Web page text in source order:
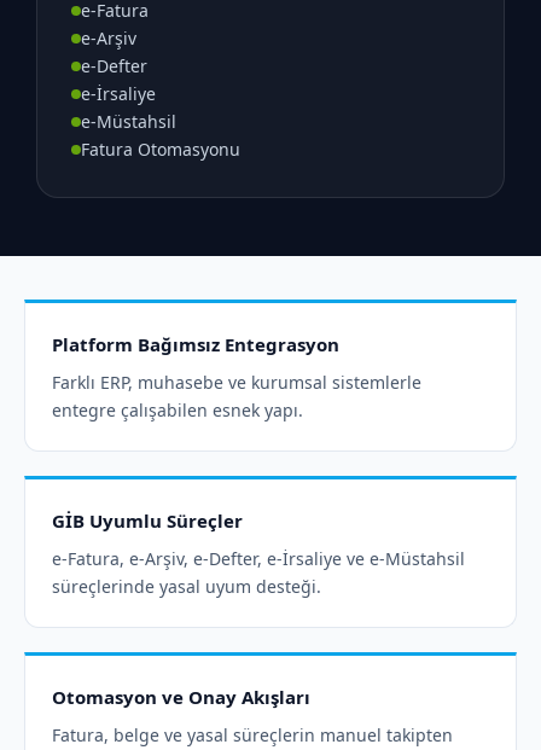
e-Fatura
e-Arşiv
e-Defter
e-İrsaliye
e-Müstahsil
Fatura Otomasyonu
Platform Bağımsız Entegrasyon
Farklı ERP, muhasebe ve kurumsal sistemlerle
entegre çalışabilen esnek yapı.
GİB Uyumlu Süreçler
e-Fatura, e-Arşiv, e-Defter, e-İrsaliye ve e-Müstahsil
süreçlerinde yasal uyum desteği.
Otomasyon ve Onay Akışları
Fatura, belge ve yasal süreçlerin manuel takipten